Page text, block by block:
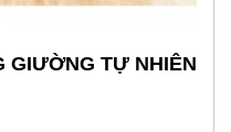
GIƯỜNG TỰ NHIÊN